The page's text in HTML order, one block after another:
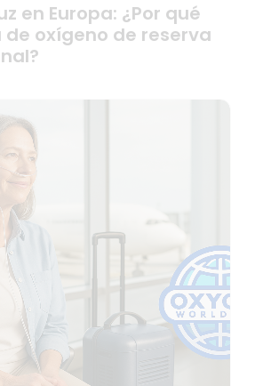
en Europa: ¿Por qué
oxígeno de reserva